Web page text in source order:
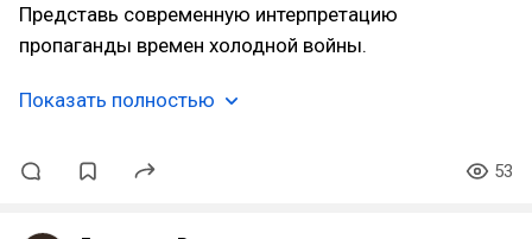
Представь современную интерпретацию
пропаганды времен холодной войны.
Показать полностью
53